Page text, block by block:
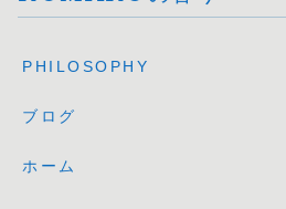
PHILOSOPHY
ブログ
ホーム